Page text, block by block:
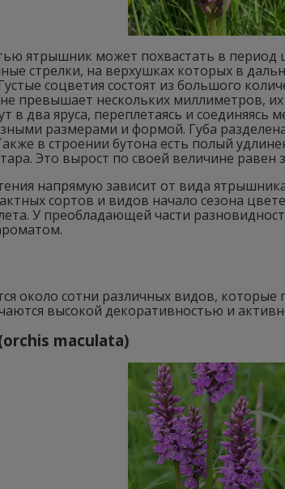
ятрышник может похвастать в период
стрелки, на верхушках которых в
соцветия состоят из большого
превышает нескольких миллиметров,
в два яруса, переплетаясь и
размерами и формой. Губа
в строении бутона есть полый
Это вырост по своей величине равен
напрямую зависит от вида
сортов и видов начало сезона
У преобладающей части
около сотни различных видов,
высокой декоративностью и
maculatа)